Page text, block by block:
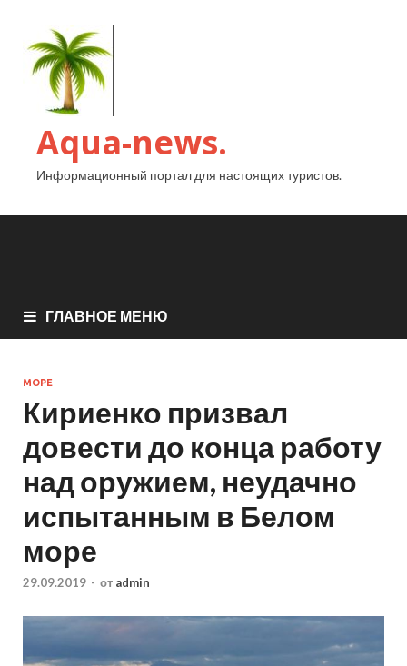
Aqua-news.
Информационный портал для настоящих туристов.
ГЛАВНОЕ МЕНЮ
МОРЕ
Кириенко призвал
довести до конца работу
над оружием, неудачно
испытанным в Белом
море
29.09.2019 - от admin